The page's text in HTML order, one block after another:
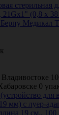
стерильная
21Gх1" (0,8 х
Медикал
0
мм) с луер-
19 см.,